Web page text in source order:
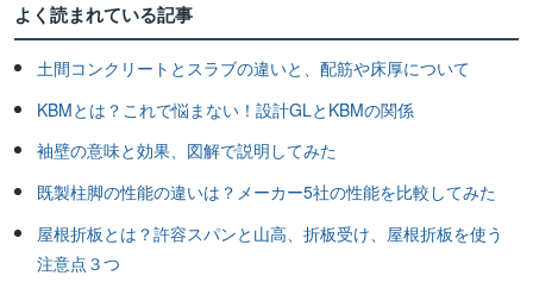
よく読まれている記事
土間コンクリートとスラブの違いと、配筋や床厚について
KBMとは？これで悩まない！設計GLとKBMの関係
袖壁の意味と効果、図解で説明してみた
既製柱脚の性能の違いは？メーカー5社の性能を比較してみた
屋根折板とは？許容スパンと山高、折板受け、屋根折板を使う
注意点３つ